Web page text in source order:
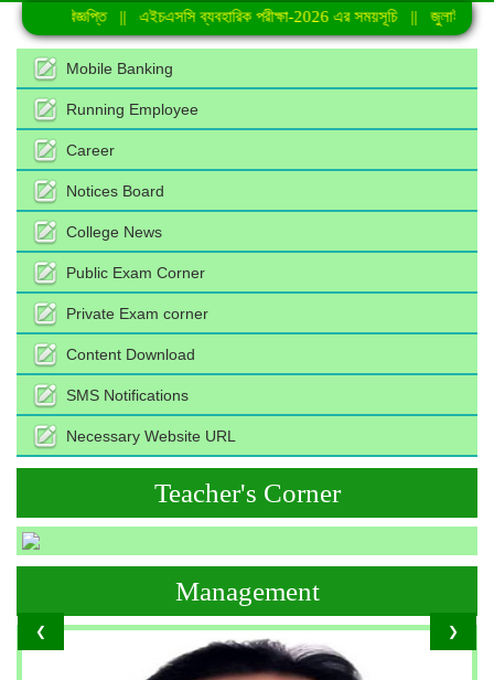
বিজ্ঞপ্তি|| এইচএসসি ব্যবহারিক পরীক্ষা-2026 এর সময়সূচি|| জুলাই
Mobile Banking
Running Employee
Career
Notices Board
College News
Public Exam Corner
Private Exam corner
Content Download
SMS Notifications
Necessary Website URL
Teacher's Corner
❮ ❯
Management